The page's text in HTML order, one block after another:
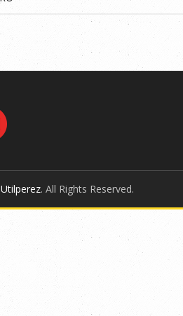
Utilperez. All Rights Reserved.